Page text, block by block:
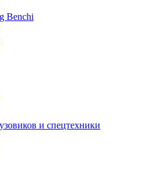
Benchi
и спецтехники